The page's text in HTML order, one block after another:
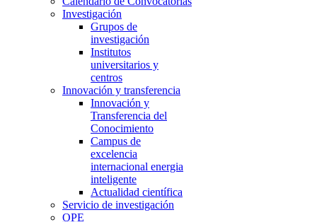
Investigación
Grupos de
investigación
Institutos
universitarios y
centros
Innovación y transferencia
Innovación y
Transferencia del
Conocimiento
Campus de
excelencia
internacional energia
inteligente
Actualidad científica
Servicio de investigación
OPE